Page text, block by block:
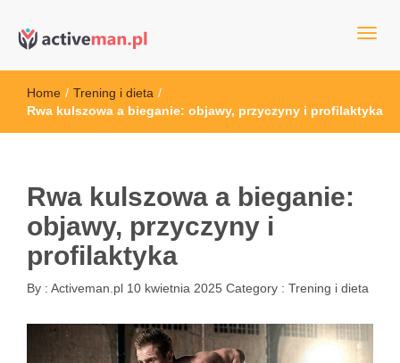
active man – sprzęt sportowy
sportowym
Home / Trening i dieta /
Rwa kulszowa a bieganie: objawy, przyczyny i profilaktyka
Rwa kulszowa a bieganie:
objawy, przyczyny i
profilaktyka
By : Activeman.pl 10 kwietnia 2025 Category : Trening i dieta